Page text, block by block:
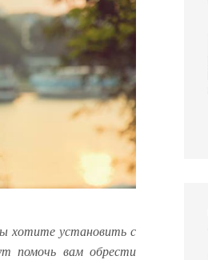
хотите установить с
помочь вам обрести